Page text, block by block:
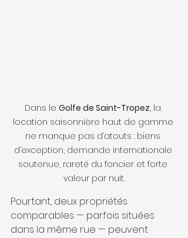
Dans le Golfe de Saint-Tropez, la
location saisonnière haut de gamme
ne manque pas d’atouts : biens
d’exception, demande internationale
soutenue, rareté du foncier et forte
valeur par nuit.
Pourtant, deux propriétés
comparables — parfois situées
dans la même rue — peuvent